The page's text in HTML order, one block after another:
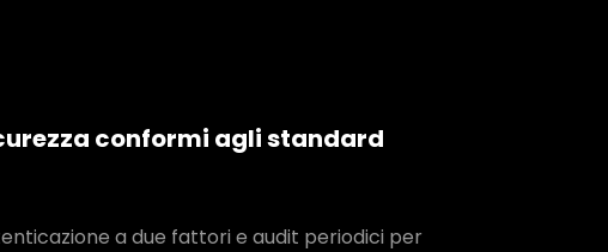
conformi agli standard
a due fattori e audit periodici per